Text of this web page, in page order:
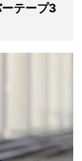
テープ3